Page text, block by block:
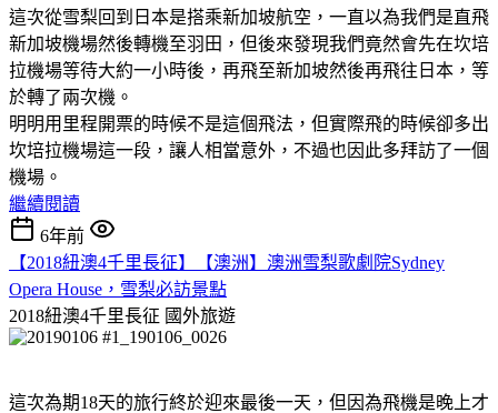
這次從雪梨回到日本是搭乘新加坡航空，一直以為我們是直飛
新加坡機場然後轉機至羽田，但後來發現我們竟然會先在坎培
拉機場等待大約一小時後，再飛至新加坡然後再飛往日本，等
於轉了兩次機。
明明用里程開票的時候不是這個飛法，但實際飛的時候卻多出
坎培拉機場這一段，讓人相當意外，不過也因此多拜訪了一個
機場。
繼續閱讀
6年前
【2018紐澳4千里長征】【澳洲】澳洲雪梨歌劇院Sydney
Opera House，雪梨必訪景點
2018紐澳4千里長征 國外旅遊
這次為期18天的旅行終於迎來最後一天，但因為飛機是晚上才